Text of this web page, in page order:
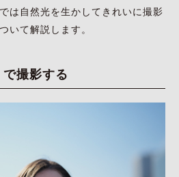
は自然光を生かしてきれいに撮影
いて解説します。
で撮影する